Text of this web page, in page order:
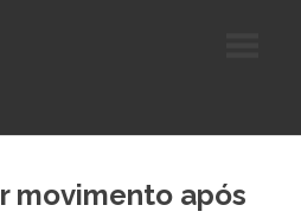
movimento após